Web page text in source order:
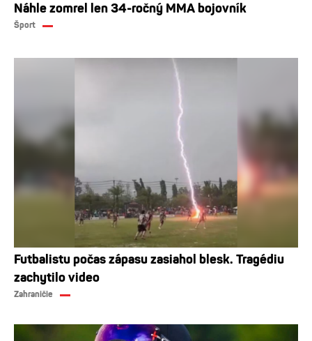
Náhle zomrel len 34-ročný MMA bojovník
Šport
Futbalistu počas zápasu zasiahol blesk. Tragédiu
zachytilo video
Zahraničie